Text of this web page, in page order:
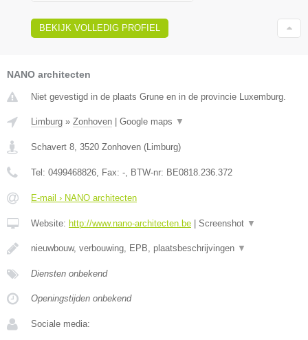
BEKIJK VOLLEDIG PROFIEL
NANO architecten
Niet gevestigd in de plaats Grune en in de provincie Luxemburg.
Limburg » Zonhoven Google maps ▼
Schavert 8, 3520 Zonhoven (Limburg)
Tel: 0499468826, Fax: -, BTW-nr: BE0818.236.372
E-mail › NANO architecten
Website: http://www.nano-architecten.be Screenshot ▼
nieuwbouw, verbouwing, EPB, plaatsbeschrijvingen ▼
Diensten onbekend
Openingstijden onbekend
Sociale media: